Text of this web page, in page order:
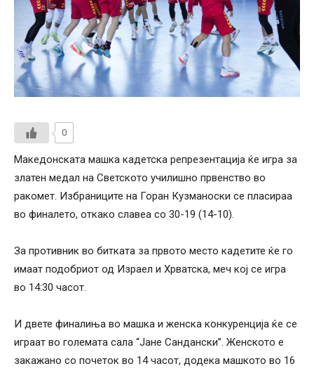
0
Македонската машка кадетска репрезентација ќе игра за
златен медал на Светското училишно првенство во
ракомет. Избраниците на Горан Кузманоски се пласираа
во финалето, откако славеа со 30-19 (14-10).
За противник во битката за првото место кадетите ќе го
имаат подобриот од Израел и Хрватска, меч кој се игра
во 14:30 часот.
И двете финалиња во машка и женска конкуренција ќе се
играат во големата сала “Јане Сандански”. Женското е
закажано со почеток во 14 часот, додека машкото во 16